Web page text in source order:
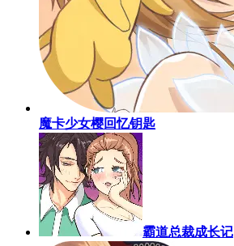
魔卡少女樱回忆钥匙
霸道总裁成长记